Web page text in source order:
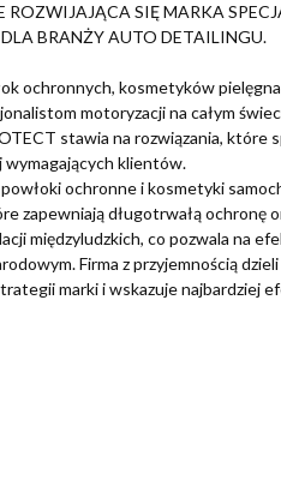
SIĘ MARKA
BRANŻY AUTO DETAILINGU.
ochronnych, kosmetyków
motoryzacji na całym
stawia na rozwiązania, które
wymagających klientów.
ochronne i kosmetyki
zapewniają długotrwałą ochronę
międzyludzkich, co pozwala na
Firma z przyjemnością
marki i wskazuje najbardziej